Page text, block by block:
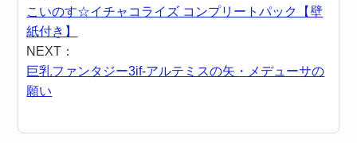
こいのす☆イチャコライズ コンプリートパック【壁
紙付き】
NEXT：
巨乳ファンタジー3if-アルテミスの矢・メデューサの
願い